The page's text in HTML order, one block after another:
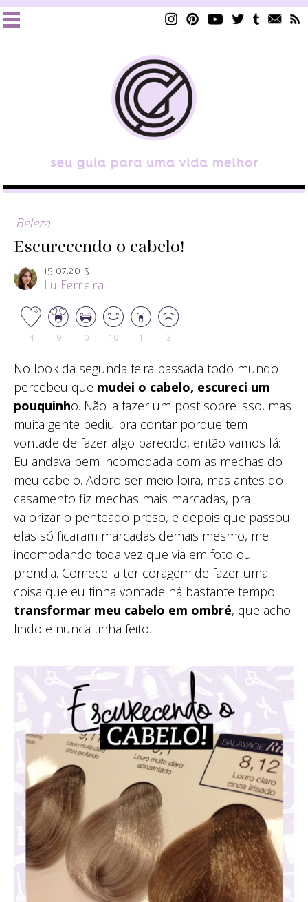
Beleza
Escurecendo o cabelo!
15.07.2013
Lu Ferreira
4 9 0 10 1 3
No look da segunda feira passada todo mundo
percebeu que mudei o cabelo, escureci um
pouquinho. Não ia fazer um post sobre isso, mas
muita gente pediu pra contar porque tem
vontade de fazer algo parecido, então vamos lá:
Eu andava bem incomodada com as mechas do
meu cabelo. Adoro ser meio loira, mas antes do
casamento fiz mechas mais marcadas, pra
valorizar o penteado preso, e depois que passou
elas só ficaram marcadas demais mesmo, me
incomodando toda vez que via em foto ou
prendia. Comecei a ter coragem de fazer uma
coisa que eu tinha vontade há bastante tempo:
transformar meu cabelo em ombré, que acho
lindo e nunca tinha feito.